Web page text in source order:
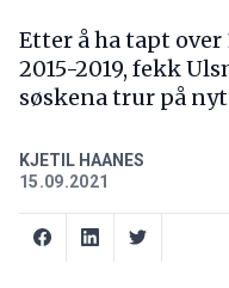
Etter å ha tapt
2015-2019, fekk
søskena trur på
KJETIL HAANES
15.09.2021